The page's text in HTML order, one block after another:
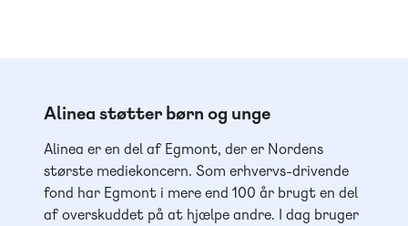
Alinea støtter børn og unge
Alinea er en del af Egmont, der er Nordens
største mediekoncern. Som erhvervs-drivende
fond har Egmont i mere end 100 år brugt en del
af overskuddet på at hjælpe andre. I dag bruger